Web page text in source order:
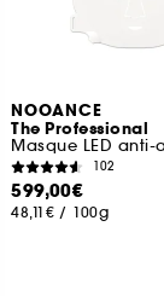
NOOANCE
The Professional
Masque LED
102
599,00€
48,11€ / 100g